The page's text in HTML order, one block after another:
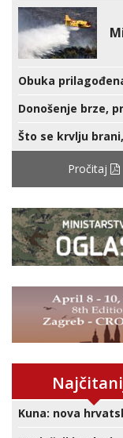
Obuka
Donošenje brze,
Što se krvlju
Pročitaj
Kuna: nova